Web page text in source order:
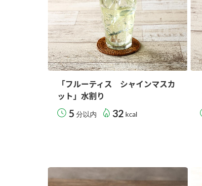
「フルーティス シャインマスカ
ット」水割り
5 分以内 32 kcal